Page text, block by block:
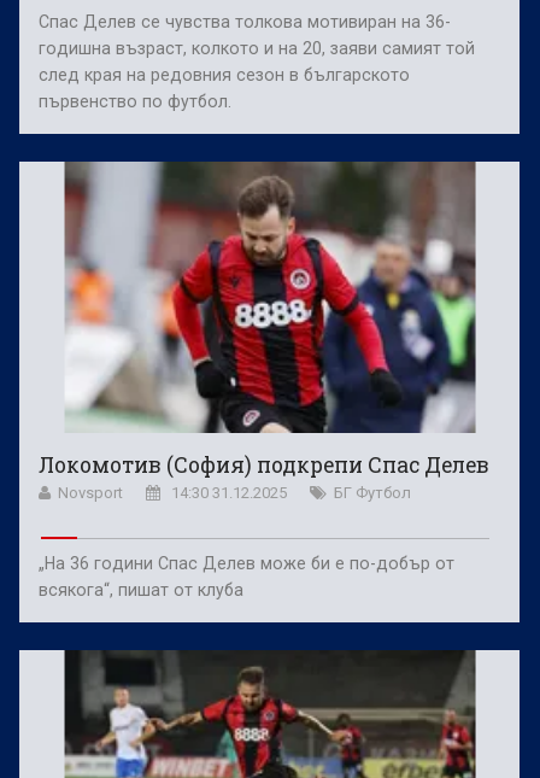
Спас Делев се чувства толкова мотивиран на 36-
годишна възраст, колкото и на 20, заяви самият той
след края на редовния сезон в българското
първенство по футбол.
Локомотив (София) подкрепи Спас Делев
Novsport 14:30 31.12.2025 БГ Футбол
„На 36 години Спас Делев може би е по-добър от
всякога“, пишат от клуба